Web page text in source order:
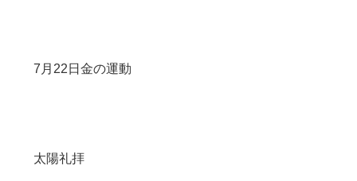
7月22日金の運動
太陽礼拝